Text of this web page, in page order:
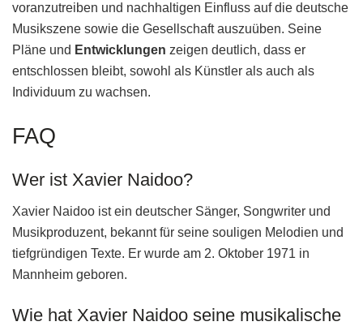
voranzutreiben und nachhaltigen Einfluss auf die deutsche
Musikszene sowie die Gesellschaft auszuüben. Seine
Pläne und Entwicklungen zeigen deutlich, dass er
entschlossen bleibt, sowohl als Künstler als auch als
Individuum zu wachsen.
FAQ
Wer ist Xavier Naidoo?
Xavier Naidoo ist ein deutscher Sänger, Songwriter und
Musikproduzent, bekannt für seine souligen Melodien und
tiefgründigen Texte. Er wurde am 2. Oktober 1971 in
Mannheim geboren.
Wie hat Xavier Naidoo seine musikalische